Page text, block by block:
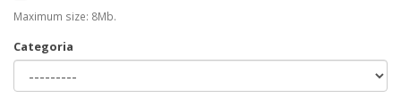
Maximum size: 8Mb.
Categoria